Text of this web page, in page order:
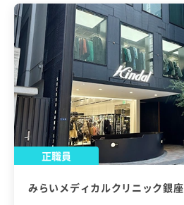
正職員
みらいメディカルクリニック銀座